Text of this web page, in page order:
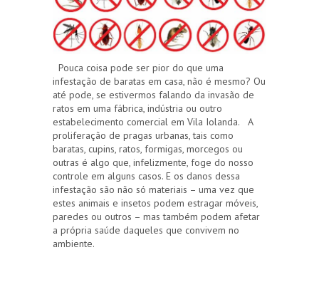
Pouca coisa pode ser pior do que uma
infestação de baratas em casa, não é mesmo? Ou
até pode, se estivermos falando da invasão de
ratos em uma fábrica, indústria ou outro
estabelecimento comercial em Vila Iolanda. A
proliferação de pragas urbanas, tais como
baratas, cupins, ratos, formigas, morcegos ou
outras é algo que, infelizmente, foge do nosso
controle em alguns casos. E os danos dessa
infestação são não só materiais – uma vez que
estes animais e insetos podem estragar móveis,
paredes ou outros – mas também podem afetar
a própria saúde daqueles que convivem no
ambiente.